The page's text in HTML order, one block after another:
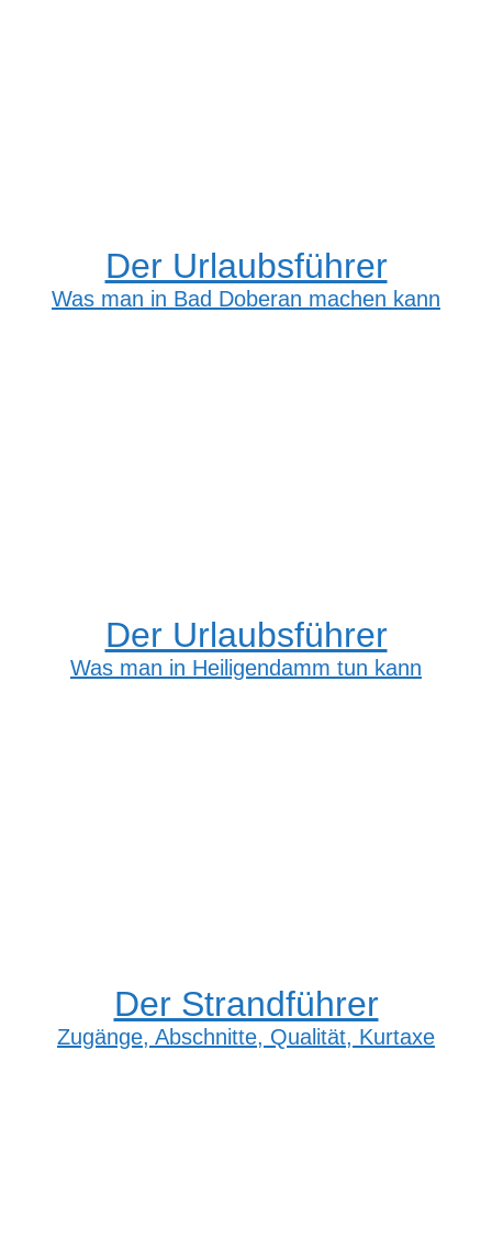
Der Urlaubsführer
Was man in Bad Doberan machen kann
Der Urlaubsführer
Was man in Heiligendamm tun kann
Der Strandführer
Zugänge, Abschnitte, Qualität, Kurtaxe